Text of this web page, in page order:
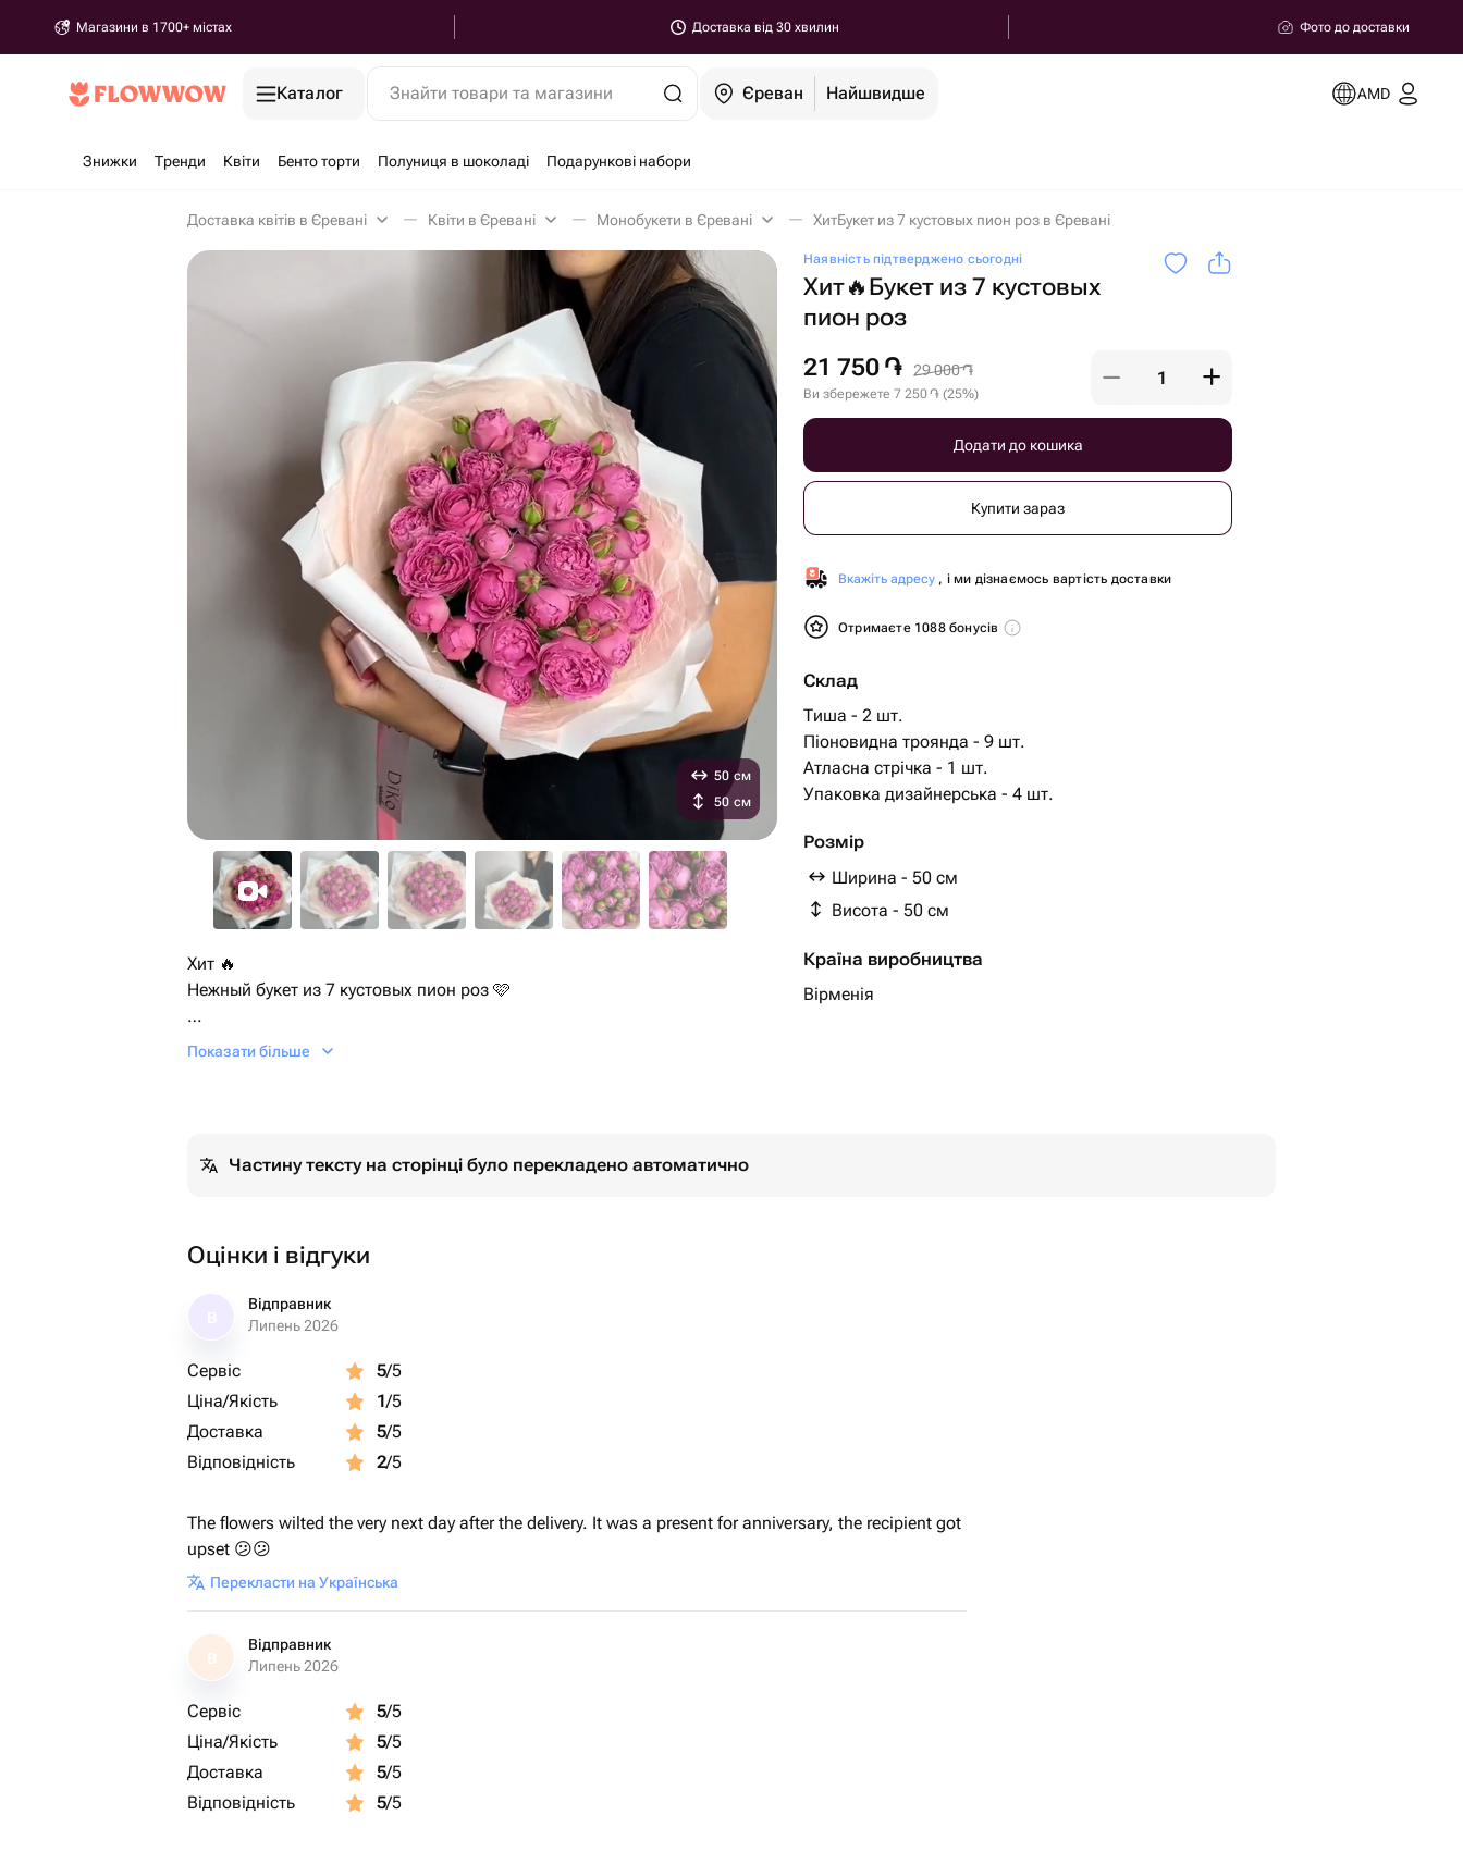
Магазини в 1700+ містах Доставка від 30 хвилин Фото до доставки
Каталог Знайти товари та магазини Єреван Найшвидше AMD
Знижки Тренди Квіти Бенто торти Полуниця в шоколаді Подарункові набори
Доставка квітів в Єревані Квіти в Єревані Монобукети в Єревані ХитБукет из 7 кустовых пион роз в Єревані
Наявність підтверджено сьогодні
Хит🔥Букет из 7 кустовых
пион роз
21 750 ֏ 29 000֏
Ви збережете 7 250֏ (25%)
Додати до кошика
Купити зараз
Вкажіть адресу , і ми дізнаємось вартість доставки
Отримаєте 1088 бонусів
Склад
Тиша - 2 шт.
Піоновидна троянда - 9 шт.
Атласна стрічка - 1 шт.
Упаковка дизайнерська - 4 шт.
Розмір
Ширина - 50 см
Висота - 50 см
Країна виробництва
Вірменія
50 см
50 см
Хит 🔥
Нежный букет из 7 кустовых пион роз 🩷
Отличный подарок на день рождения, юбилей или свадьбу, либо вовсе
Показати більше
Частину тексту на сторінці було перекладено автоматично
Оцінки і відгуки
Відправник
Липень 2026
Сервіс 5/5
Ціна/Якість
1/5
Доставка
5/5
Відповідність
2/5
The flowers wilted the very next day after the delivery. It was a present for anniversary, the recipient got
upset 😕😕
Перекласти на Українська
В
Відправник
Липень 2026
Сервіс 5/5
Ціна/Якість
5/5
Доставка
5/5
Відповідність
5/5